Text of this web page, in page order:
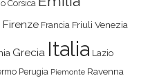
Corsica
Firenze Francia Friuli Venezia
Grecia Italia Lazio
Perugia Piemonte Ravenna